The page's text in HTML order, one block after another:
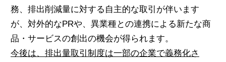
務、排出削減量に対する自主的な取引が伴います
が、 対外的なPRや、異業種との連携による新たな商
品・サービスの創出の機会が得られます。
今後は、排出量取引制度は一部の企業で義務化さ